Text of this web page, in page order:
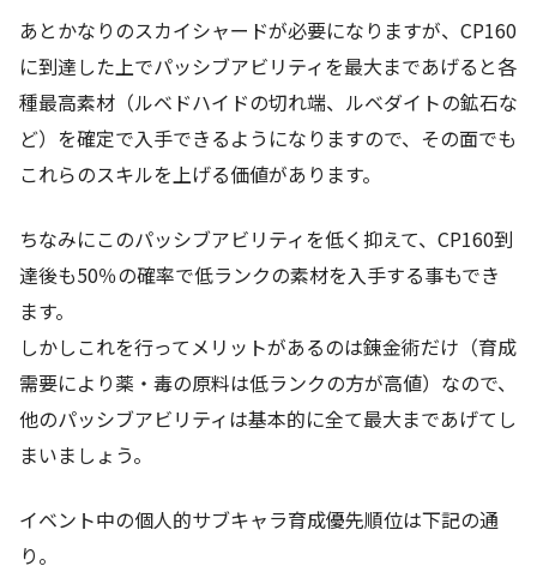
あとかなりのスカイシャードが必要になりますが、CP160
に到達した上でパッシブアビリティを最大まであげると各
種最高素材（ルベドハイドの切れ端、ルベダイトの鉱石な
ど）を確定で入手できるようになりますので、その面でも
これらのスキルを上げる価値があります。
ちなみにこのパッシブアビリティを低く抑えて、CP160到
達後も50％の確率で低ランクの素材を入手する事もでき
ます。
しかしこれを行ってメリットがあるのは錬金術だけ（育成
需要により薬・毒の原料は低ランクの方が高値）なので、
他のパッシブアビリティは基本的に全て最大まであげてし
まいましょう。
イベント中の個人的サブキャラ育成優先順位は下記の通
り。